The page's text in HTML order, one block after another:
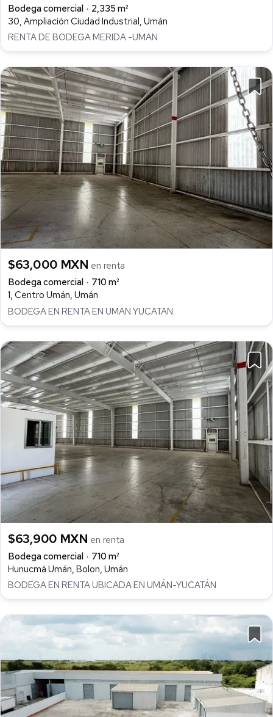
Bodega comercial
2,335 m²
30, Ampliación Ciudad Industrial, Umán
RENTA DE BODEGA MERIDA -UMAN
$63,000 MXN en renta
Bodega comercial
710 m²
1, Centro Umán, Umán
BODEGA EN RENTA EN UMAN YUCATAN
$63,900 MXN en renta
Bodega comercial
710 m²
Hunucmá Umán, Bolon, Umán
BODEGA EN RENTA UBICADA EN UMÁN-YUCATÁN